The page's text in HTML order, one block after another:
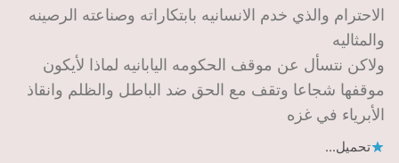
الاحترام والذي خدم الانسانيه بابتكاراته وصناعته الرصينه
والمثاليه
ولاكن نتسأل عن موقف الحكومه اليابانيه لماذا لأيكون
موقفها شجاعا وتقف مع الحق ضد الباطل والظلم وانقاذ
الأبرياء في غزه
تحميل...